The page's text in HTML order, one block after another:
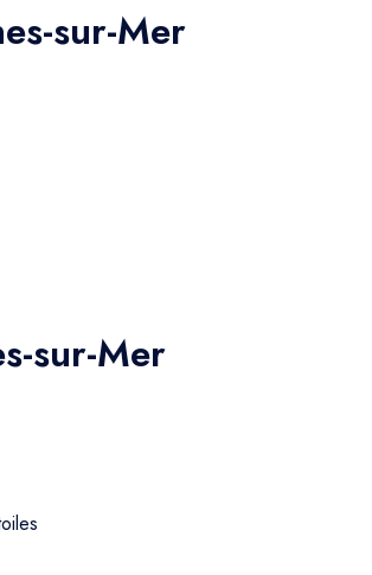
sur-Mer
sur-Mer